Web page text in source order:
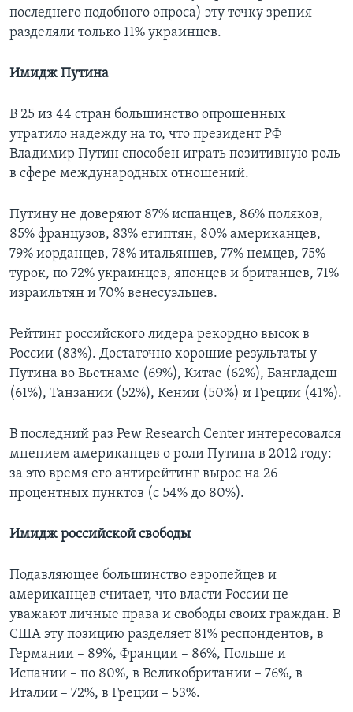
последнего подобного опроса) эту точку зрения
разделяли только 11% украинцев.
Имидж Путина
В 25 из 44 стран большинство опрошенных
утратило надежду на то, что президент РФ
Владимир Путин способен играть позитивную роль
в сфере международных отношений.
Путину не доверяют 87% испанцев, 86% поляков,
85% французов, 83% египтян, 80% американцев,
79% иорданцев, 78% итальянцев, 77% немцев, 75%
турок, по 72% украинцев, японцев и британцев, 71%
израильтян и 70% венесуэльцев.
Рейтинг российского лидера рекордно высок в
России (83%). Достаточно хорошие результаты у
Путина во Вьетнаме (69%), Китае (62%), Бангладеш
(61%), Танзании (52%), Кении (50%) и Греции (41%).
В последний раз Pew Research Center интересовался
мнением американцев о роли Путина в 2012 году:
за это время его антирейтинг вырос на 26
процентных пунктов (с 54% до 80%).
Имидж российской свободы
Подавляющее большинство европейцев и
американцев считает, что власти России не
уважают личные права и свободы своих граждан. В
США эту позицию разделяет 81% респондентов, в
Германии – 89%, Франции – 86%, Польше и
Испании – по 80%, в Великобритании – 76%, в
Италии – 72%, в Греции – 53%.